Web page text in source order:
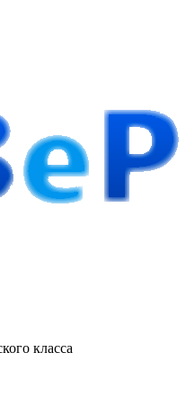
класса